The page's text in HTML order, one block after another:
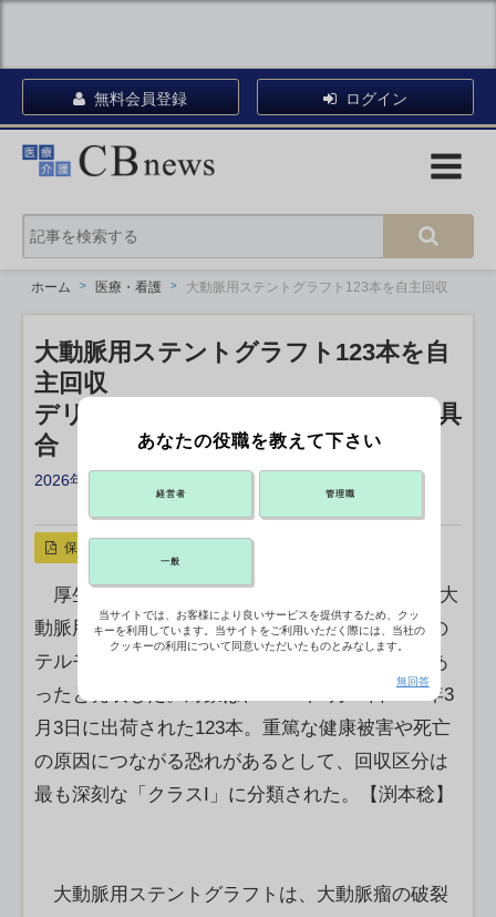
無料会員登録 ログイン
ホーム 医療・看護 大動脈用ステントグラフト123本を自主回収
大動脈用ステントグラフト123本を自
主回収
デリバリーシステム分離できない不具
合 テルモ
2026年06月02日 12:26
保存
厚生労働省などは1日、大動脈瘤治療に用いる大
動脈用ステントグラフトについて、製造販売元の
テルモ（東京都渋谷区）から自主回収の報告があ
ったと発表した。対象は、2025年2月17日－26年3
月3日に出荷された123本。重篤な健康被害や死亡
の原因につながる恐れがあるとして、回収区分は
最も深刻な「クラスI」に分類された。【渕本稔】
大動脈用ステントグラフトは、大動脈瘤の破裂
あなたの役職を教えて下さい
経営者 管理職
一般
当サイトでは、お客様により良いサービスを提供するため、クッ
キーを利用しています。当サイトをご利用いただく際には、当社の
クッキーの利用について同意いただいたものとみなします。
無回答